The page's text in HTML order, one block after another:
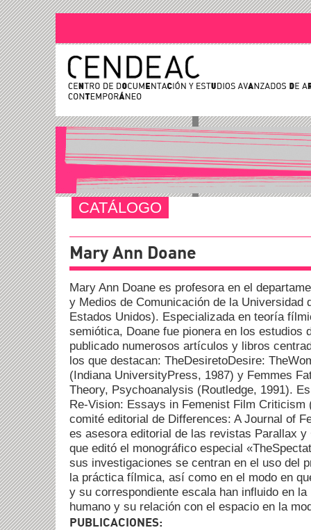
CATÁLOGO
Mary Ann Doane
Mary Ann Doane es profesora en el
y Medios de Comunicación de la Universidad
Estados Unidos). Especializada en teoría
semiótica, Doane fue pionera en los estudios
publicado numerosos artículos y libros
los que destacan: TheDesiretoDesire:
(Indiana UniversityPress, 1987) y Femmes
Theory, Psychoanalysis (Routledge, 1991).
Re-Vision: Essays in Femenist Film Criticism
comité editorial de Differences: A Journal of
es asesora editorial de las revistas Parallax
que editó el monográfico especial
sus investigaciones se centran en el uso del
la práctica fílmica, así como en el modo en
y su correspondiente escala han influido en
humano y su relación con el espacio en la
PUBLICACIONES: